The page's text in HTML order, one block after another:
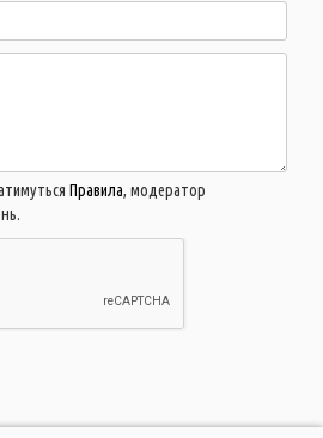
Правила, модератор